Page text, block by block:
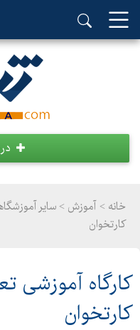
خانه > آموزش > سایر
کارتخوان
کارگاه آموزشی
کارتخوان